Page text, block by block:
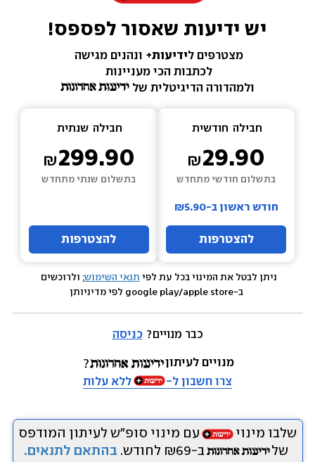
יש ידיעות שאסור לפספס!
מצטרפים לידיעות+ ונהנים מגישה
לכתבות הכי מעניינות
ולמהדורה הדיגיטלית של
חבילה חודשית
29.90
בתשלום חודשי מתחדש
חודש ראשון ב-₪5.90
להצטרפות
חבילה שנתית
299.90
בתשלום שנתי מתחדש
להצטרפות
ניתן לבטל את המינוי בכל עת לפי תנאי השימוש; ולרוכשים
כבר מנויים? כניסה
מנויים לעיתון
צרו חשבון ל-
ללא עלות
שלבו מינוי
עם מינוי סופ״ש לעיתון המודפס
של
ב-₪69 לחודש. בהתאם לתנאים.